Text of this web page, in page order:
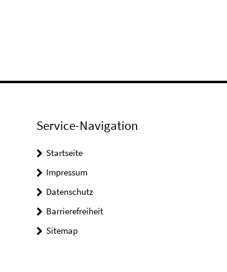
Service-Navigation
Startseite
Impressum
Datenschutz
Barrierefreiheit
Sitemap